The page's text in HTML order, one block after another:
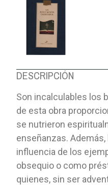
DESCRIPCIÓN
Son incalculables los
de esta obra
se nutrieron
enseñanzas.
influencia de los
obsequio o como
quienes, sin ser